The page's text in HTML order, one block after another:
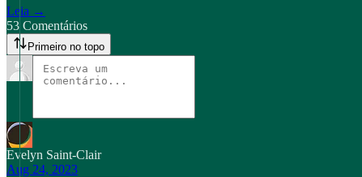
Leia →
53 Comentários
Primeiro no topo
Evelyn Saint-Clair
Aug 24, 2023